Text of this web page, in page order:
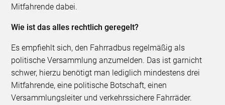
Mitfahrende dabei.
Wie ist das alles rechtlich geregelt?
Es empfiehlt sich, den Fahrradbus regelmäßig als
politische Versammlung anzumelden. Das ist garnicht
schwer, hierzu benötigt man lediglich mindestens drei
Mitfahrende, eine politische Botschaft, einen
Versammlungsleiter und verkehrssichere Fahrräder.